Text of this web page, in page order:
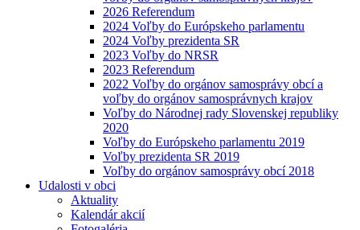
2026 Referendum
2024 Voľby do Európskeho parlamentu
2024 Voľby prezidenta SR
2023 Voľby do NRSR
2023 Referendum
2022 Voľby do orgánov samosprávy obcí a
voľby do orgánov samosprávnych krajov
Voľby do Národnej rady Slovenskej republiky
2020
Voľby do Európskeho parlamentu 2019
Voľby prezidenta SR 2019
Voľby do orgánov samosprávy obcí 2018
Udalosti v obci
Aktuality
Kalendár akcií